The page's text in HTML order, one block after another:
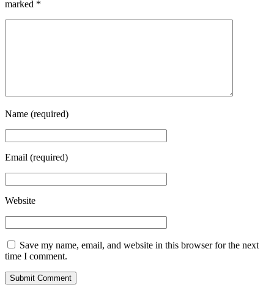
marked *
Name (required)
Email (required)
Website
Save my name, email, and website in this browser for the next
time I comment.